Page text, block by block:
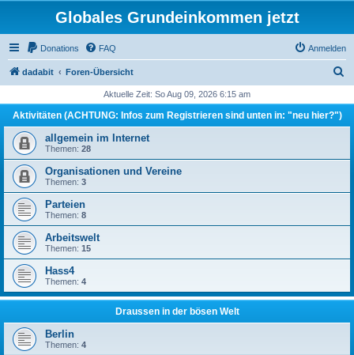
Globales Grundeinkommen jetzt
Donations FAQ Anmelden
dadabit Foren-Übersicht
h
Aktuelle Zeit: So Aug 09, 2026 6:15 am
Aktivitäten (ACHTUNG: Infos zum Registrieren sind unten in: "neu hier?")
allgemein im Internet
Themen: 28
Organisationen und Vereine
Themen: 3
Parteien
Themen: 8
Arbeitswelt
Themen: 15
Hass4
Themen: 4
Draussen in der bösen Welt
Berlin
Themen: 4